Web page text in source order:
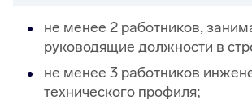
не менее 2 работников,
руководящие должности в
не менее 3 работников
технического профиля;